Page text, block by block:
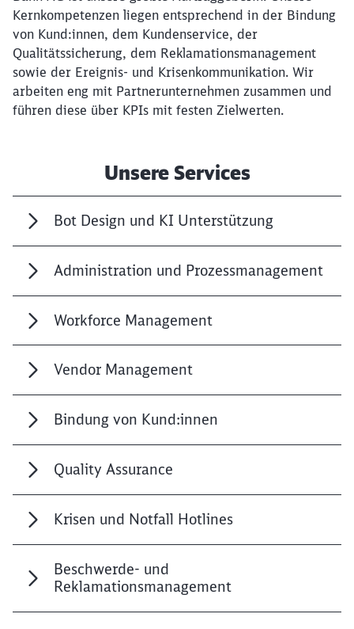
Kernkompetenzen liegen entsprechend in der Bindung
von Kund:innen, dem Kundenservice, der
Qualitätssicherung, dem Reklamationsmanagement
sowie der Ereignis- und Krisenkommunikation. Wir
arbeiten eng mit Partnerunternehmen zusammen und
führen diese über KPIs mit festen Zielwerten.
Unsere Services
Bot Design und KI Unterstützung
Administration und Prozessmanagement
Workforce Management
Vendor Management
Bindung von Kund:innen
Quality Assurance
Krisen und Notfall Hotlines
Beschwerde- und
Reklamationsmanagement